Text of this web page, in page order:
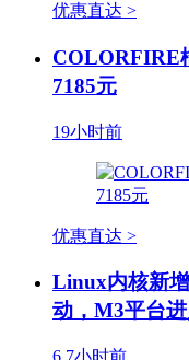
优惠直达 >
COLORFIRE
7185元
19小时前
优惠直达 >
Linux内核新
动，M3平台